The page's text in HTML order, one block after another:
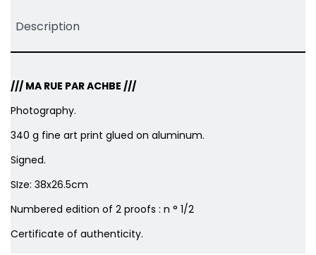
Description
/// MA RUE PAR ACHBE ///
Photography.
340 g fine art print glued on aluminum.
Signed.
SIze: 38x26.5cm
Numbered edition of 2 proofs : n ° 1/2
Certificate of authenticity.